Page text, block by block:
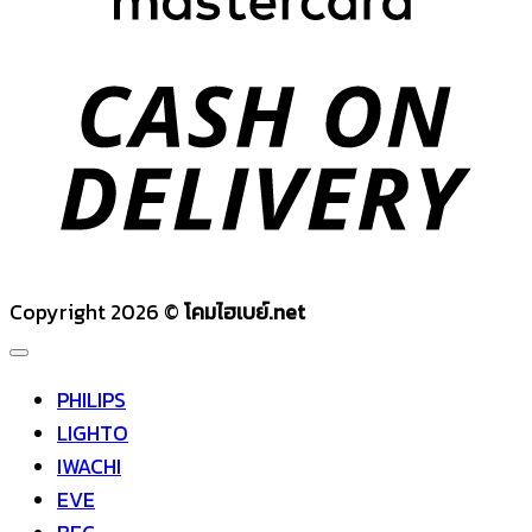
Copyright 2026 ©โคมไฮเบย์.net
PHILIPS
LIGHTO
IWACHI
EVE